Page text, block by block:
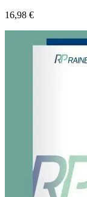
16,98 €